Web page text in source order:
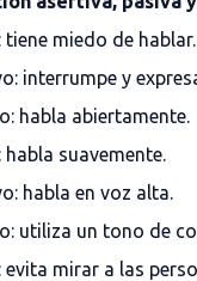
miedo de hablar.
interrumpe y
habla abiertamente.
suavemente.
habla en voz alta.
utiliza un tono de
mirar a las